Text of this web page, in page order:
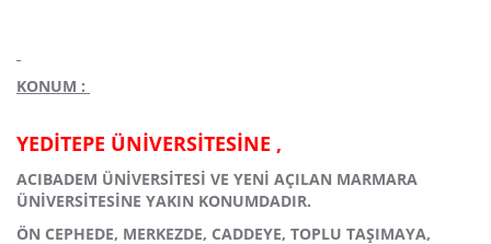
KONUM :
YEDİTEPE ÜNİVERSİTESİNE ,
ACIBADEM ÜNİVERSİTESİ VE YENİ AÇILAN MARMARA
ÜNİVERSİTESİNE YAKIN KONUMDADIR.
ÖN CEPHEDE, MERKEZDE, CADDEYE, TOPLU TAŞIMAYA,